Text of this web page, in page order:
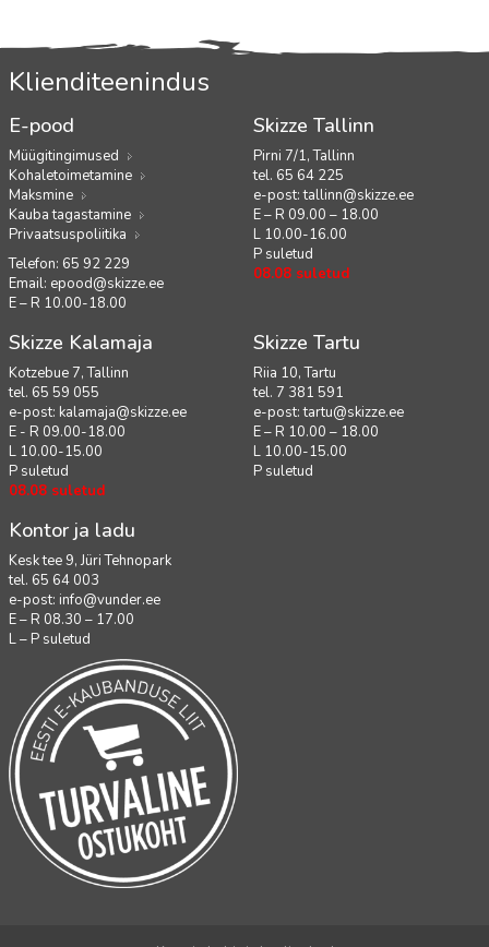
Klienditeenindus
E-pood
Müügitingimused
Kohaletoimetamine
Maksmine
Kauba tagastamine
Privaatsuspoliitika
Telefon: 65 92 229
Email: epood@skizze.ee
E – R 10.00-18.00
Skizze Tallinn
Pirni 7/1, Tallinn
tel. 65 64 225
e-post:tallinn@skizze.ee
E – R 09.00 – 18.00
L 10.00-16.00
P suletud
08.08 suletud
Skizze Kalamaja
Kotzebue 7, Tallinn
tel. 65 59 055
e-post: kalamaja@skizze.ee
E - R 09.00-18.00
L 10.00-15.00
P suletud
08.08 suletud
Skizze Tartu
Riia 10, Tartu
tel. 7 381 591
e-post:tartu@skizze.ee
E – R 10.00 – 18.00
L 10.00-15.00
P suletud
Kontor ja ladu
Kesk tee 9, Jüri Tehnopark
tel. 65 64 003
e-post: info@vunder.ee
E – R 08.30 – 17.00
L – P suletud